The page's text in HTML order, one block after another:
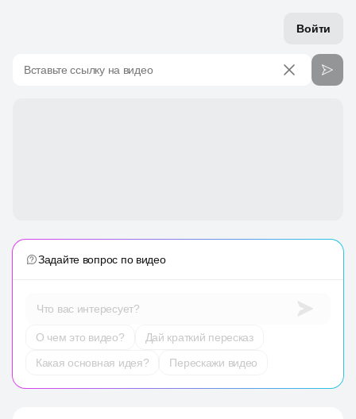
Войти
Вставьте ссылку на видео
Задайте вопрос по видео
Что вас интересует?
О чем это видео?
Дай краткий пересказ
Какая основная идея?
Перескажи видео